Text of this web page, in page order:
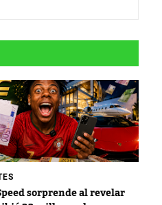
sorprende al revelar